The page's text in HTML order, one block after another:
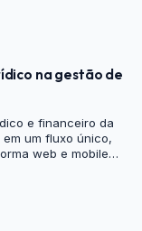
na gestão de
e financeiro da
um fluxo único,
web e mobile